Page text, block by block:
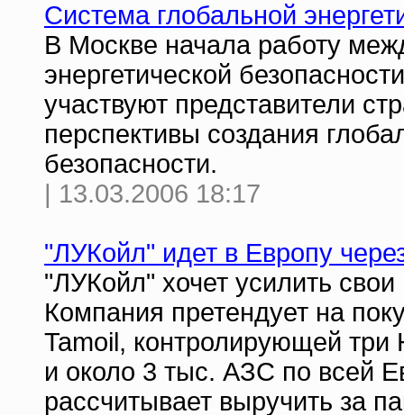
Система глобальной
В Москве начала работу
энергетической
участвуют представители
перспективы создания
безопасности.
| 13.03.2006 18:17
"ЛУКойл" идет в Европу
"ЛУКойл" хочет усилить
Компания претендует на
Tamoil, контролирующей
и около 3 тыс. АЗС по всей
рассчитывает выручить за